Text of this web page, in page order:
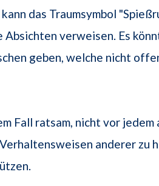
das Traumsymbol
Absichten verweisen. Es
geben, welche nicht
Fall ratsam, nicht vor
anderer zu